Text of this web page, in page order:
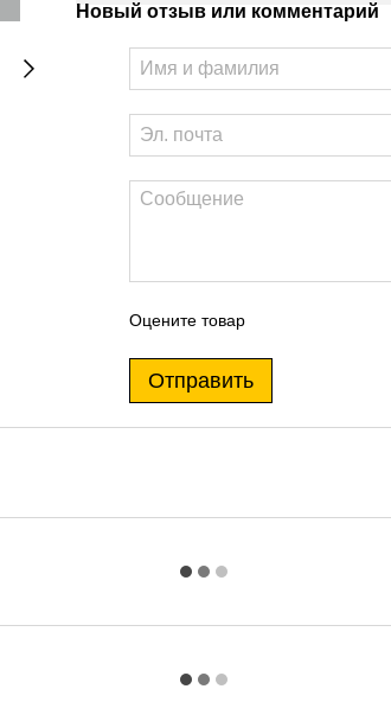
Новый отзыв или комментарий
Оцените товар
Отправить